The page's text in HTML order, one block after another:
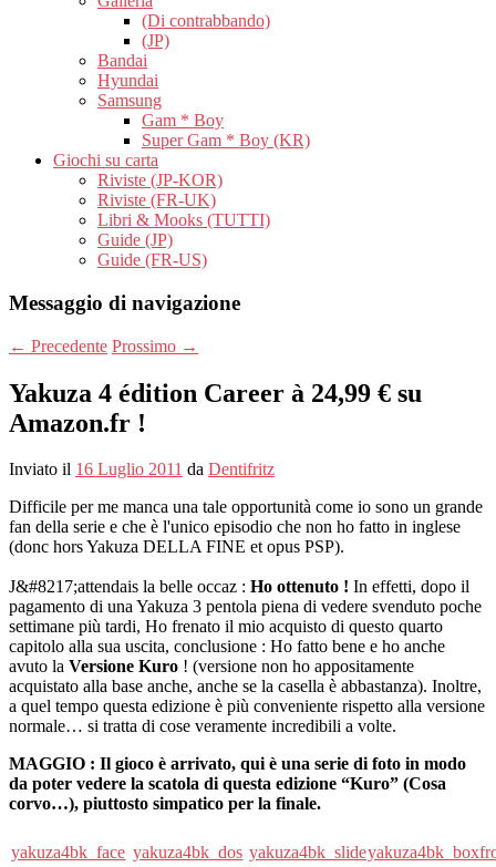
(Di contrabbando)
(JP)
Bandai
Hyundai
Samsung
Gam * Boy
Super Gam * Boy (KR)
Giochi su carta
Riviste (JP-KOR)
Riviste (FR-UK)
Libri & Mooks (TUTTI)
Guide (JP)
Guide (FR-US)
Messaggio di navigazione
← Precedente Prossimo →
Yakuza 4 édition Career à 24,99 € su
Amazon.fr !
Inviato il 16 Luglio 2011 da Dentifritz
Difficile per me manca una tale opportunità come io sono un grande
fan della serie e che è l'unico episodio che non ho fatto in inglese
(donc hors Yakuza DELLA FINE et opus PSP).
J&#8217;attendais la belle occaz : Ho ottenuto ! In effetti, dopo il
pagamento di una Yakuza 3 pentola piena di vedere svenduto poche
settimane più tardi, Ho frenato il mio acquisto di questo quarto
capitolo alla sua uscita, conclusione : Ho fatto bene e ho anche
avuto la Versione Kuro ! (versione non ho appositamente
acquistato alla base anche, anche se la casella è abbastanza). Inoltre,
a quel tempo questa edizione è più conveniente rispetto alla versione
normale… si tratta di cose veramente incredibili a volte.
MAGGIO : Il gioco è arrivato, qui è una serie di foto in modo
da poter vedere la scatola di questa edizione “Kuro” (Cosa
corvo…), piuttosto simpatico per la finale.
yakuza4bk_face yakuza4bk_dos yakuza4bk_slide